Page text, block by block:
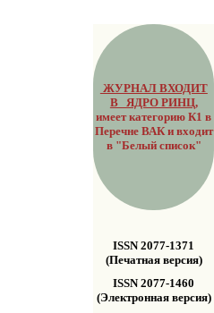
ЖУРНАЛ ВХОДИТ
В ЯДРО РИНЦ,
имеет категорию К1 в
Перечне ВАК и входит
в "Белый список"
ISSN 2077-1371
(Печатная версия)
ISSN 2077-1460
(Электронная версия)